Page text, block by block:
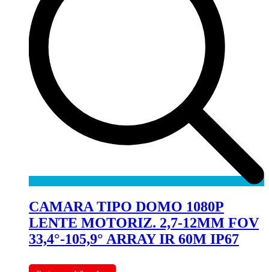
CAMARA TIPO DOMO 1080P
LENTE MOTORIZ. 2,7-12MM FOV
33,4°-105,9° ARRAY IR 60M IP67